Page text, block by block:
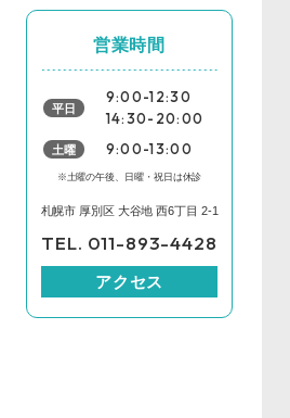
営業時間
平日
9:00-12:30
14:30-20:00
土曜 9:00-13:00
※土曜の午後、日曜・祝日は休診
札幌市 厚別区 大谷地 西6丁目 2-1
TEL. 011-893-4428
アクセス